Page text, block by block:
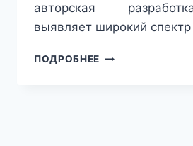
авторская
выявляет широкий
ПОДРОБНЕЕ НА